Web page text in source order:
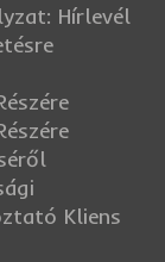
Hírlevél
Kliens